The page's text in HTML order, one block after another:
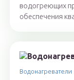
водогреющих
обеспечения
Водонагреватели